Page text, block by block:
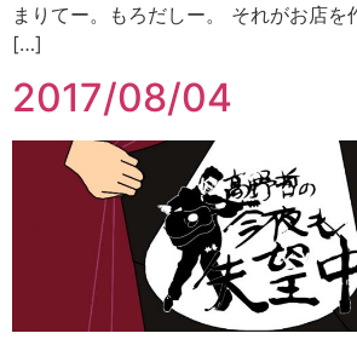
まりてー。もろだしー。 それがお店を
[…]
2017/08/04